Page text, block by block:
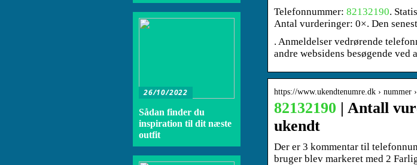
Telefonnummer: 82132190.
Antal vurderinger: 0×. Den
. Anmeldelser vedrørende
andre websidens besøgende
https://www.ukendtenumre.dk › nummer ›
82132190 | Antall
ukendt
Der er 3 kommentar til
bruger blev markeret med 2
26/10/2022
Sådan finder du
inspiration til dit næste
outfit